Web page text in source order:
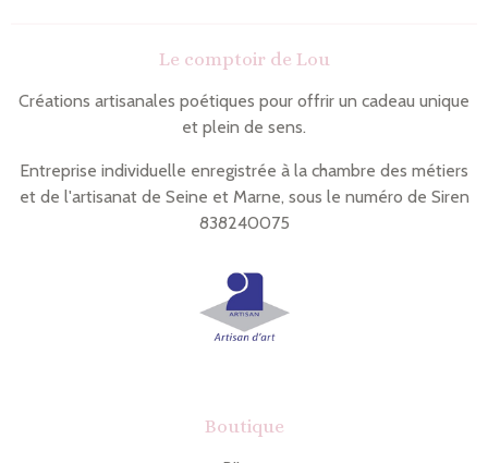
g
l
r
a
r
Le comptoir de Lou
Créations artisanales poétiques pour offrir un cadeau unique
et plein de sens.
Entreprise individuelle enregistrée à la chambre des métiers
et de l'artisanat de Seine et Marne, sous le numéro de Siren
838240075
Boutique